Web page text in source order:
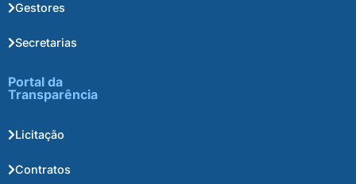
Gestores
Secretarias
Portal da
Transparência
Licitação
Contratos